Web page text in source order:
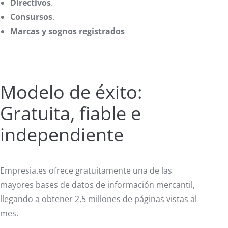
Directivos.
Consursos.
Marcas y sognos registrados
Modelo de éxito:
Gratuita, fiable e
independiente
Empresia.es ofrece gratuitamente una de las
mayores bases de datos de información mercantil,
llegando a obtener 2,5 millones de páginas vistas al
mes.